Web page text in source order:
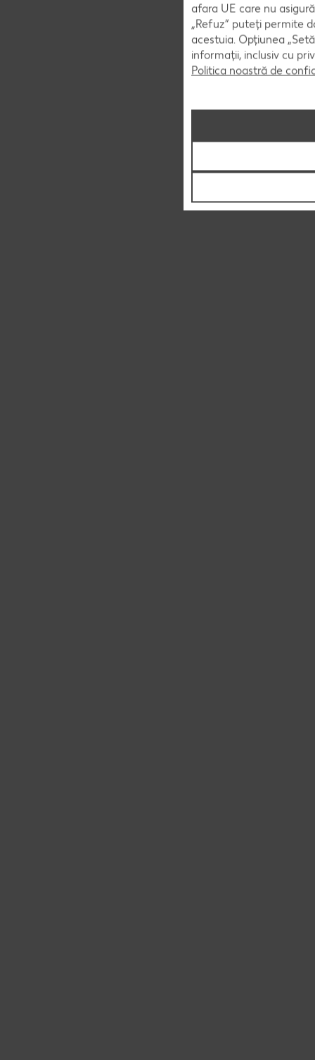
afara UE care nu
„Refuz” puteți permite
acestuia. Opțiunea
informații, inclusiv cu
Politica noastră de